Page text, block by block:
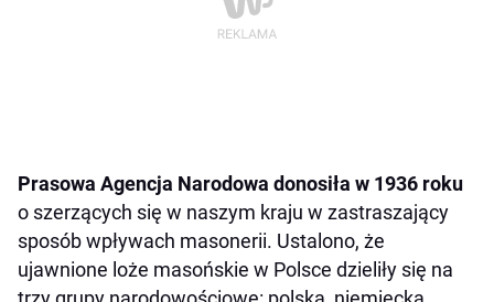
Prasowa Agencja Narodowa donosiła w 1936 roku
o szerzących się w naszym kraju w zastraszający
sposób wpływach masonerii. Ustalono, że
ujawnione loże masońskie w Polsce dzieliły się na